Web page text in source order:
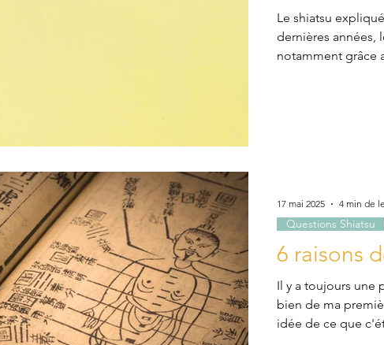
Le shiatsu
dernières années,
notamment grâce
6 raisons
Il y a toujours une
bien de ma
idée de ce que
Questions Shiatsu
17 mai 2025 4 min de